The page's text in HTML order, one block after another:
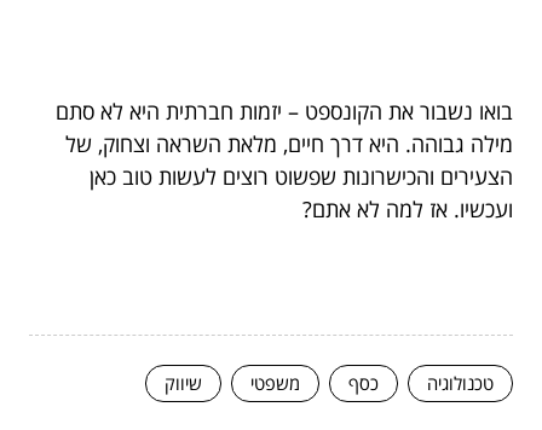
בואו נשבור את הקונספט – יזמות חברתית היא לא סתם
מילה גבוהה. היא דרך חיים, מלאת השראה וצחוק, של
הצעירים והכישרונות שפשוט רוצים לעשות טוב כאן
ועכשיו. אז למה לא אתם?
טכנולוגיה כסף משפטי שיווק